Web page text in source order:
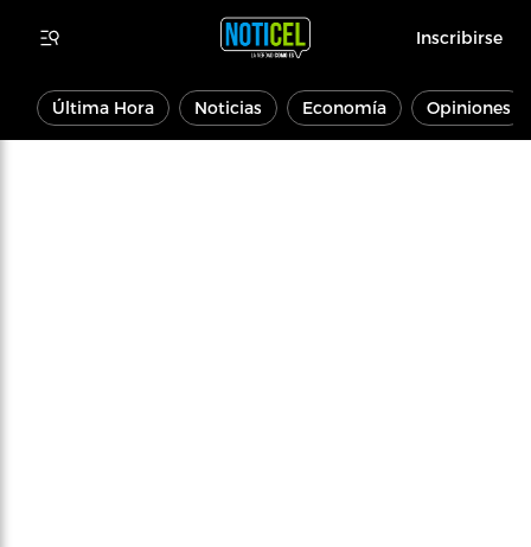
Inscribirse
Última Hora Noticias Economía Opiniones